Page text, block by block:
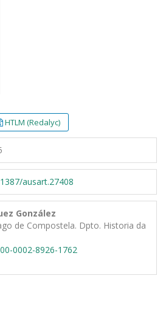
HTLM (Redalyc)
ausart.27408
González
de Compostela. Dpto. Historia da
0002-8926-1762